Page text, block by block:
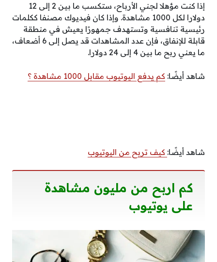
إذا كنت مؤهلا لجني الأرباح، ستكسب ما بين 2 إلى 12
دولارا لكل 1000 مشاهدة. وإذا كان فيديوك مصنفا ككلمات
رئيسية تنافسية وتستهدف جمهورًا يعيش في منطقة
قابلة للإنفاق، فإن عدد المشاهدات قد يصل إلى 6 أضعاف،
ما يعني ربح ما بين 4 إلى 24 دولارا.
شاهد أيضًا: كم يدفع اليوتيوب مقابل 1000 مشاهدة ؟
شاهد أيضًا: كيف تربح من اليوتيوب
كم اربح من مليون مشاهدة
على يوتيوب